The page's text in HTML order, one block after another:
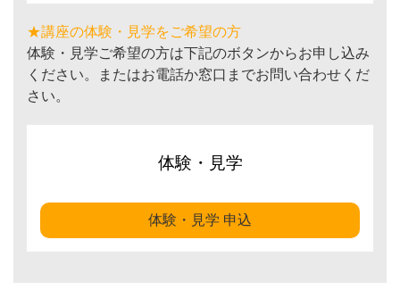
★講座の体験・見学をご希望の方
体験・見学ご希望の方は下記のボタンからお申し込み
ください。またはお電話か窓口までお問い合わせくだ
さい。
体験・見学
体験・見学 申込